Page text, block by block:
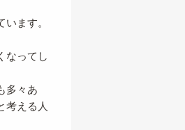
ます。
なってし
多々あ
考える人